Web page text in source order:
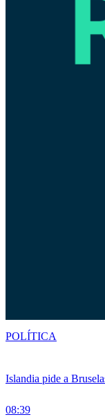
Islandia pide a
08:39
POLÍTICA